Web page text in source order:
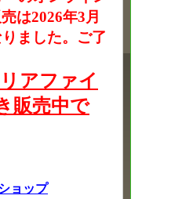
は2026年3月
ました。ご了
アファイ
販売中で
ョップ